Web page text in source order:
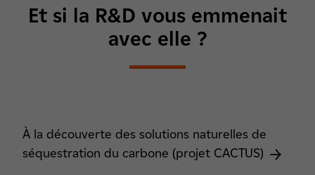
Et si la R&D vous emmenait
avec elle ?
À la découverte des solutions naturelles de
séquestration du carbone (projet CACTUS)